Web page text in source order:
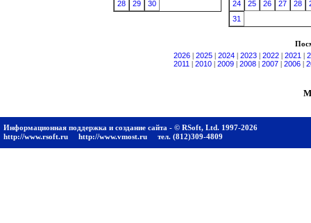
28 29 30 24 25 26 27 28
31
2026
2025 2024 2023 2022 2021
2011
2010 2009 2008 2007 2006
Информационная поддержка и создание сайта - © RSoft, Ltd. 1997-2026
http://www.rsoft.ru
http://www.vmost.ru тел. (812)309-4809